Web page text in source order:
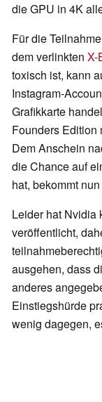
die GPU in 4K
Für die
dem verlinkten X-
toxisch ist, kann
Instagram-
Grafikkarte
Founders Edition
Dem Anschein
die Chance auf
hat, bekommt
Leider hat Nvidia
veröffentlicht,
ausgehen, dass
anderes
Einstiegshürde
wenig dagegen,